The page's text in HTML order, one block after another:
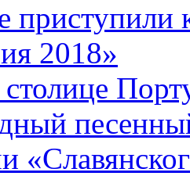
приступили
2018»